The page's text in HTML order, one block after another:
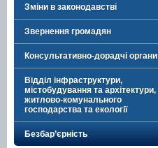
Зміни в законодавстві
Звернення громадян
Консультативно-дорадчі органи
Відділ інфраструктури,
містобудування та архітектури,
житлово-комунального
господарства та екології
Безбар’єрність